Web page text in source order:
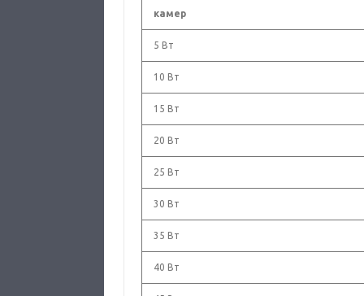
камер
5 Вт
10 Вт
15 Вт
20 Вт
25 Вт
30 Вт
35 Вт
40 Вт